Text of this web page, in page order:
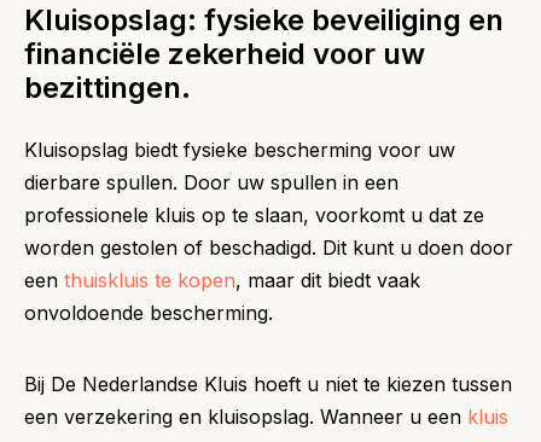
Kluisopslag: fysieke beveiliging en
financiële zekerheid voor uw
bezittingen.
Kluisopslag biedt fysieke bescherming voor uw
dierbare spullen. Door uw spullen in een
professionele kluis op te slaan, voorkomt u dat ze
worden gestolen of beschadigd. Dit kunt u doen door
een thuiskluis te kopen, maar dit biedt vaak
onvoldoende bescherming.
Bij De Nederlandse Kluis hoeft u niet te kiezen tussen
een verzekering en kluisopslag. Wanneer u een kluis